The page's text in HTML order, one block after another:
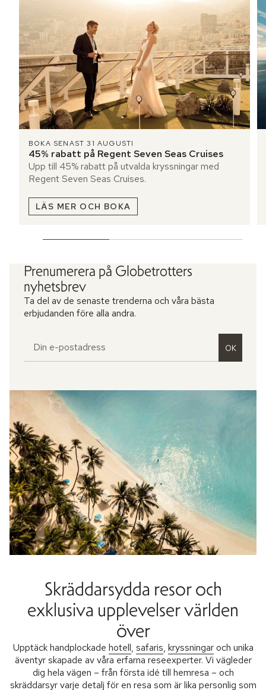
BOKA SENAST 31 AUGUSTI
45% rabatt på Regent Seven Seas Cruises
Upp till 45% rabatt på utvalda kryssningar med
Regent Seven Seas Cruises.
LÄS MER OCH BOKA
Prenumerera på Globetrotters
nyhetsbrev
Ta del av de senaste trenderna och våra bästa
erbjudanden före alla andra.
OK
Skräddarsydda resor och
exklusiva upplevelser världen
över
Upptäck handplockade hotell, safaris, kryssningaroch unika
äventyr skapade av våra erfarna reseexperter. Vi vägleder
dig hela vägen – från första idé till hemresa – och
skräddarsyr varje detalj för en resa som är lika personlig som